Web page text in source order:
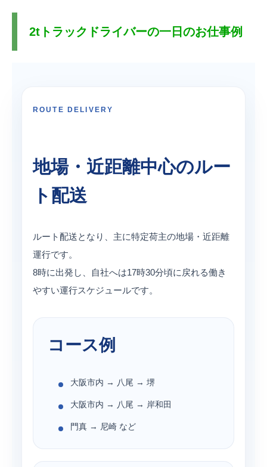
2tトラックドライバーの一日のお仕事例
ROUTE DELIVERY
地場・近距離中心のルー
ト配送
ルート配送となり、主に特定荷主の地場・近距離
運行です。
8時に出発し、自社へは17時30分頃に戻れる働き
やすい運行スケジュールです。
コース例
大阪市内 → 八尾 → 堺
大阪市内 → 八尾 → 岸和田
門真 → 尼崎 など